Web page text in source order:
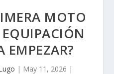
MOTO
EMPEZAR?
| May 11, 2026 |